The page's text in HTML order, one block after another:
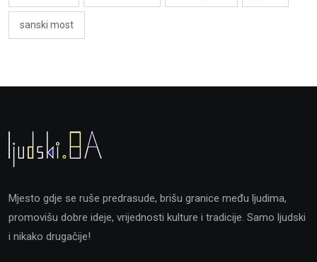
sanski most
Mjesto gdje se ruše predrasude, brišu granice među ljudima,
promovišu dobre ideje, vrijednosti kulture i tradicije. Samo ljudski
i nikako drugačije!